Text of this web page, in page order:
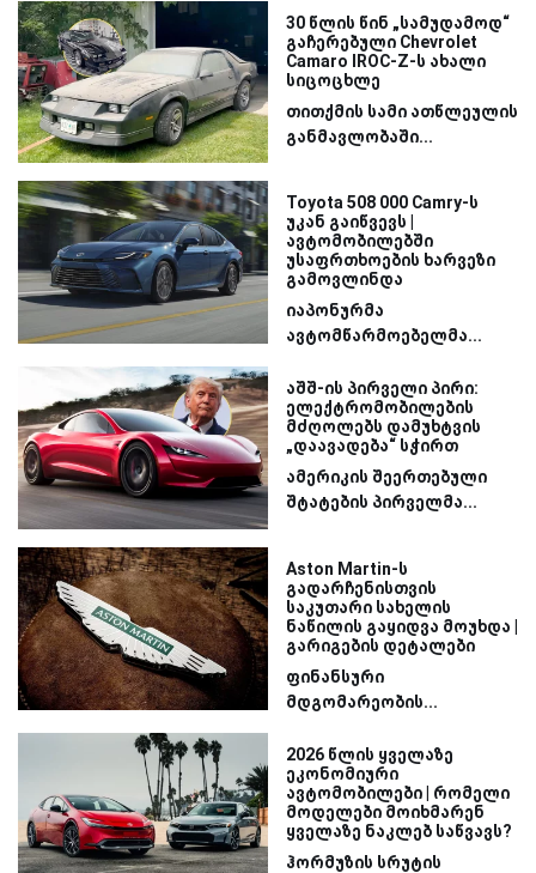
30 წლის წინ „სამუდამოდ“
გაჩერებული Chevrolet
Camaro IROC-Z-ს ახალი
სიცოცხლე
თითქმის სამი ათწლეულის
განმავლობაში...
Toyota 508 000 Camry-ს
უკან გაიწვევს |
ავტომობილებში
უსაფრთხოების ხარვეზი
გამოვლინდა
იაპონურმა
ავტომწარმოებელმა...
აშშ-ის პირველი პირი:
ელექტრომობილების
მძღოლებს დამუხტვის
„დაავადება“ სჭირთ
ამერიკის შეერთებული
შტატების პირველმა...
Aston Martin-ს
გადარჩენისთვის
საკუთარი სახელის
ნაწილის გაყიდვა მოუხდა |
გარიგების დეტალები
ფინანსური
მდგომარეობის...
2026 წლის ყველაზე
ეკონომიური
ავტომობილები | რომელი
მოდელები მოიხმარენ
ყველაზე ნაკლებ საწვავს?
ჰორმუზის სრუტის